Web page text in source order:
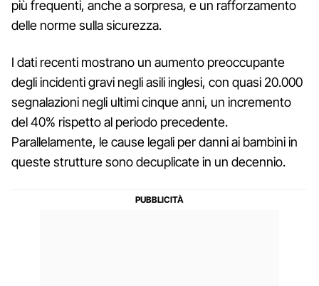
più frequenti, anche a sorpresa, e un rafforzamento
delle norme sulla sicurezza.
I dati recenti mostrano un aumento preoccupante
degli incidenti gravi negli asili inglesi, con quasi 20.000
segnalazioni negli ultimi cinque anni, un incremento
del 40% rispetto al periodo precedente.
Parallelamente, le cause legali per danni ai bambini in
queste strutture sono decuplicate in un decennio.